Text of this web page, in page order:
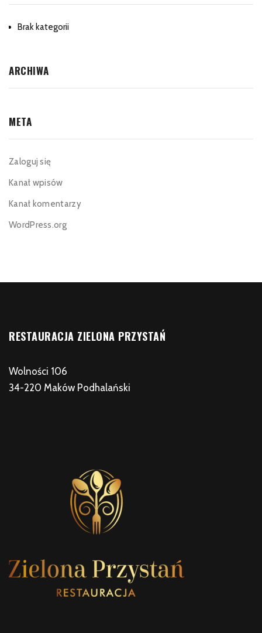
Brak kategorii
ARCHIWA
META
Zaloguj się
Kanał wpisów
Kanał komentarzy
WordPress.org
RESTAURACJA ZIELONA PRZYSTAŃ
Wolności 106
34-220 Maków Podhalański